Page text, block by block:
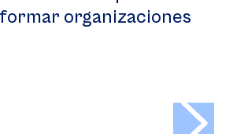
organizaciones